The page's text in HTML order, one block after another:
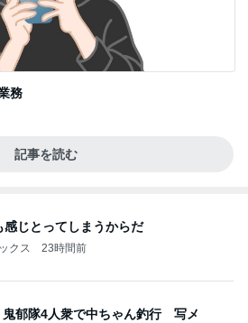
務
記事を読む
感じとってしまうからだ
クス 23時間前
20260803 鬼郁隊4人衆で中ちゃん釣行 写メ